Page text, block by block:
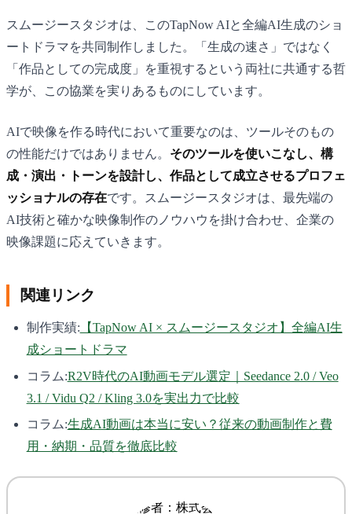
スムージースタジオは、このTapNow AIと全編AI生成のショ
ートドラマを共同制作しました。「生成の速さ」ではなく
「作品としての完成度」を重視するという両社に共通する哲
学が、この協業を実りあるものにしています。
AIで映像を作る時代において重要なのは、ツールそのもの
の性能だけではありません。 そのツールを使いこなし、構
成・演出・トーンを設計し、作品として成立させるプロフェ
ッショナルの存在です。スムージースタジオは、最先端の
AI技術と確かな映像制作のノウハウを掛け合わせ、企業の
映像課題に応えていきます。
関連リンク
制作実績: 【TapNow AI × スムージースタジオ】全編AI生
成ショートドラマ
コラム:R2V時代のAI動画モデル選定｜Seedance 2.0 / Veo
3.1 / Vidu Q2 / Kling 3.0を実出力で比較
コラム:生成AI動画は本当に安い？従来の動画制作と費
用・納期・品質を徹底比較